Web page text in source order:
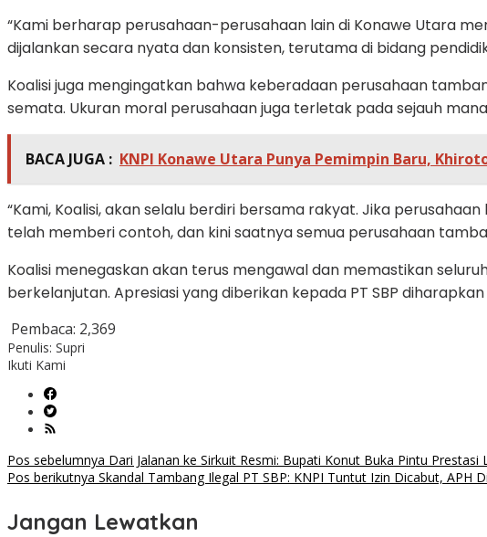
“Kami berharap perusahaan-perusahaan lain di Konawe Utara
dijalankan secara nyata dan konsisten, terutama di bidang
Koalisi juga mengingatkan bahwa keberadaan perusahaan
semata. Ukuran moral perusahaan juga terletak pada sejauh
BACA JUGA : KNPI Konawe Utara Punya Pemimpin Baru,
“Kami, Koalisi, akan selalu berdiri bersama rakyat. Jika
telah memberi contoh, dan kini saatnya semua perusahaan
Koalisi menegaskan akan terus mengawal dan memastikan
berkelanjutan. Apresiasi yang diberikan kepada PT SBP
Pembaca: 2,369
Penulis: Supri
Ikuti Kami
Navigasi
Pos sebelumnya Dari Jalanan ke Sirkuit Resmi: Bupati Konut Buka Pintu Prestasi
Pos berikutnya Skandal Tambang Ilegal PT SBP: KNPI Tuntut Izin Dicabut, APH
Jangan Lewatkan